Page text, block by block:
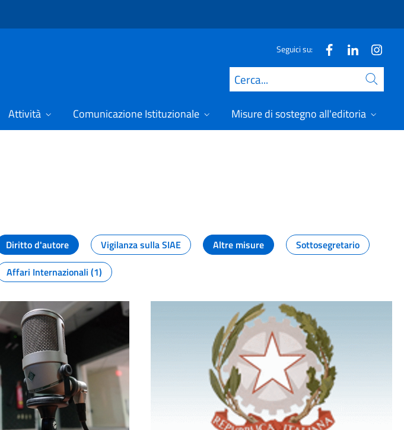
Seguici su:
Cerca
Attività Comunicazione Istituzionale Misure di sostegno all'editoria
Diritto d'autore Vigilanza sulla SIAE Altre misure
Sottosegretario
Affari Internazionali (1)